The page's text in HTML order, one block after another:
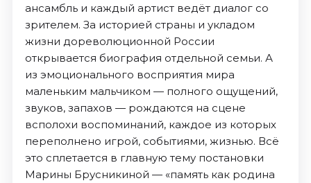
ансамбль и каждый артист ведёт диалог со
зрителем. За историей страны и укладом
жизни дореволюционной России
открывается биография отдельной семьи. А
из эмоционального восприятия мира
маленьким мальчиком — полного ощущений,
звуков, запахов — рождаются на сцене
всполохи воспоминаний, каждое из которых
переполнено игрой, событиями, жизнью. Всё
это сплетается в главную тему постановки
Марины Брусникиной — «память как родина